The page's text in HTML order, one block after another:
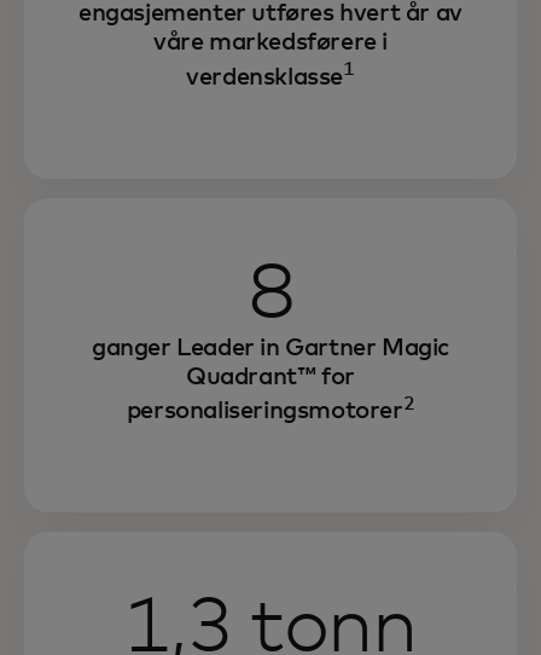
engasjementer utføres hvert år av
våre markedsførere i
verdensklasse1
8
ganger Leader in Gartner Magic
Quadrant™ for
personaliseringsmotorer2
1,3 tonn